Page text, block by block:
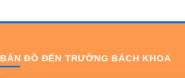
BẢN ĐỒ ĐẾN TRƯỜNG BÁCH KHOA